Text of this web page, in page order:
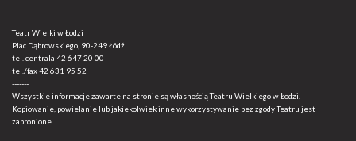
Teatr Wielki w Łodzi
Plac Dąbrowskiego, 90-249 Łódź
tel. centrala 42 647 20 00
tel./fax42 631 95 52
-------
Wszystkie informacje zawarte na stronie są własnością Teatru Wielkiego w Łodzi.
Kopiowanie, powielanie lub jakiekolwiek inne wykorzystywanie bez zgody Teatru jest
zabronione.